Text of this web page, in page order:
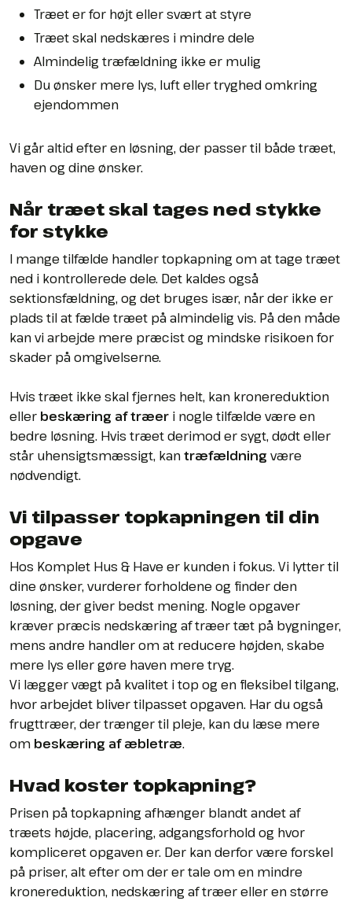
​Træet er for højt eller svært at styre
​Træet skal nedskæres i mindre dele
​Almindelig træfældning ikke er mulig
​Du ønsker mere lys, luft eller tryghed omkring
ejendommen
Vi går altid efter en løsning, der passer til både træet,
haven og dine ønsker.
Når træet skal tages ned stykke
for stykke
I mange tilfælde handler topkapning om at tage træet
ned i kontrollerede dele. Det kaldes også
sektionsfældning, og det bruges især, når der ikke er
plads til at fælde træet på almindelig vis. På den måde
kan vi arbejde mere præcist og mindske risikoen for
skader på omgivelserne.
Hvis træet ikke skal fjernes helt, kan kronereduktion
eller beskæring af træer i nogle tilfælde være en
bedre løsning. Hvis træet derimod er sygt, dødt eller
står uhensigtsmæssigt, kantræfældning være
nødvendigt.
Vi tilpasser topkapningen til din
opgave
Hos Komplet Hus & Have er kunden i fokus. Vi lytter til
dine ønsker, vurderer forholdene og finder den
løsning, der giver bedst mening. Nogle opgaver
kræver præcis nedskæring af træer tæt på bygninger,
mens andre handler om at reducere højden, skabe
mere lys eller gøre haven mere tryg.
Vi lægger vægt på kvalitet i top og en fleksibel tilgang,
hvor arbejdet bliver tilpasset opgaven. Har du også
frugttræer, der trænger til pleje, kan du læse mere
om beskæring af æbletræ.
Hvad koster topkapning?
Prisen på topkapning afhænger blandt andet af
træets højde, placering, adgangsforhold og hvor
kompliceret opgaven er. Der kan derfor være forskel
på priser, alt efter om der er tale om en mindre
kronereduktion, nedskæring af træer eller en større